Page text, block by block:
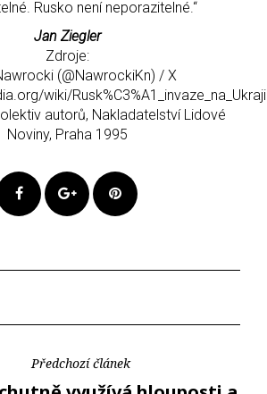
Rusko není neporazitelné.“
Jan Ziegler
Zdroje:
(@NawrockiKn) / X
wiki/
autorů, Nakladatelství Lidové
Noviny, Praha 1995
Předchozí článek